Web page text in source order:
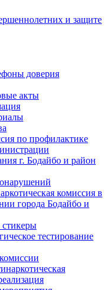
и защите
доверия
акты
по профилактике
г. Бодайбо и район
комиссия в
города Бодайбо и
стикеры
тестирование